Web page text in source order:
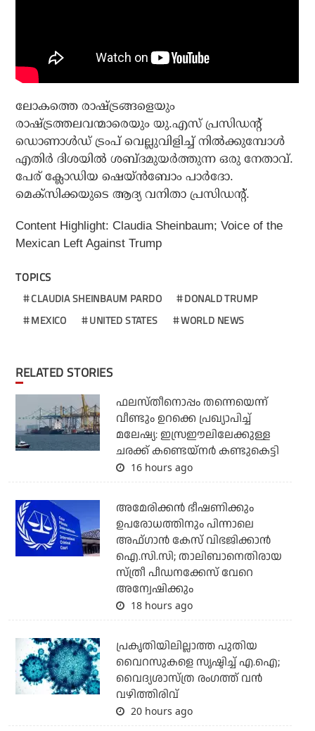
ലോകത്തെ രാഷ്ട്രങ്ങളെയും
രാഷ്ട്രത്തലവന്മാരെയും യു.എസ് പ്രസിഡന്റ്
ഡൊണാൾഡ് ട്രംപ് വെല്ലുവിളിച്ച് നിൽക്കുമ്പോൾ
എതിർ ദിശയിൽ ശബ്ദമുയർത്തുന്ന ഒരു നേതാവ്.
പേര് ക്ലോഡിയ ഷെയ്ൻബോം പാർദോ.
മെക്സിക്കയുടെ ആദ്യ വനിതാ പ്രസിഡന്റ്.
Content Highlight: Claudia Sheinbaum; Voice of the
Mexican Left Against Trump
TOPICS
CLAUDIA SHEINBAUM PARDO
DONALD TRUMP
MEXICO
UNITED STATES WORLD NEWS
RELATED STORIES
ഫലസ്തീനൊപ്പം തന്നെയെന്ന്
വീണ്ടും ഉറക്കെ പ്രഖ്യാപിച്ച്
മലേഷ്യ: ഇസ്രഈലിലേക്കുള്ള
ചരക്ക് കണ്ടെയ്‌നര്‍ കണ്ടുകെട്ടി
16 hours ago
അമേരിക്കന്‍ ഭീഷണിക്കും
ഉപരോധത്തിനും പിന്നാലെ
അഫ്ഗാന്‍ കേസ് വിഭജിക്കാന്‍
ഐ.സി.സി; താലിബാനെതിരായ
സ്ത്രീ പീഡനക്കേസ് വേറെ
അന്വേഷിക്കും
18 hours ago
പ്രകൃതിയിലില്ലാത്ത പുതിയ
വൈറസുകളെ സൃഷ്ടിച്ച് എ.ഐ;
വൈദ്യശാസ്ത്ര രംഗത്ത് വന്‍
വഴിത്തിരിവ്
20 hours ago